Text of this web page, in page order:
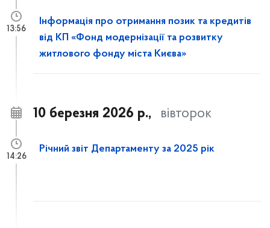
Інформація про отримання позик та кредитів
від КП «Фонд модернізації та розвитку
житлового фонду міста Києва»
13:56
10 березня 2026 р., вівторок
Річний звіт Департаменту за 2025 рік
14:26